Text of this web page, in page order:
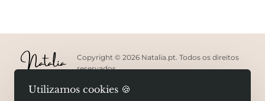
Utilizamos cookies 🍪
Copyright © 2026 Natalia.pt. Todos os direitos
reservados.